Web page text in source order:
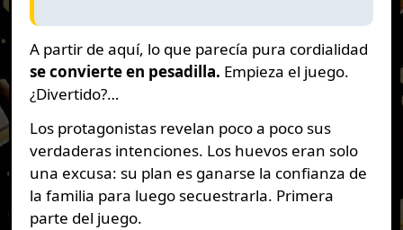
A partir de aquí, lo que parecía pura cordialidad
se convierte en pesadilla. Empieza el juego.
¿Divertido?…
Los protagonistas revelan poco a poco sus
verdaderas intenciones. Los huevos eran solo
una excusa: su plan es ganarse la confianza de
la familia para luego secuestrarla. Primera
parte del juego.